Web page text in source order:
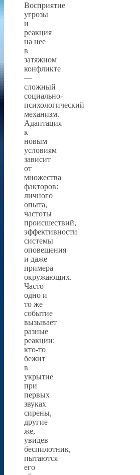
Восприятие
угрозы
и
реакция
на нее
в
затяжном
конфликте
—
сложный
социально-
психологический
механизм.
Адаптация
к
новым
условиям
зависит
от
множества
факторов:
личного
опыта,
частоты
происшествий,
эффективности
системы
оповещения
и даже
примера
окружающих.
Часто
одно и
то же
событие
вызывает
разные
реакции:
кто-то
бежит
в
укрытие
при
первых
звуках
сирены,
другие
же,
увидев
беспилотник,
пытаются
его